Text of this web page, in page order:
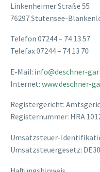
Linkenheimer Straße 55
76297 Stutensee-
Telefon 07244 – 74 13 57
Telefax 07244 – 74 13 70
E-Mail: info@deschner-
Internet: www.deschner-
Registergericht:
Registernummer: HRA
Umsatzsteuer-
Umsatzsteuergesetz: